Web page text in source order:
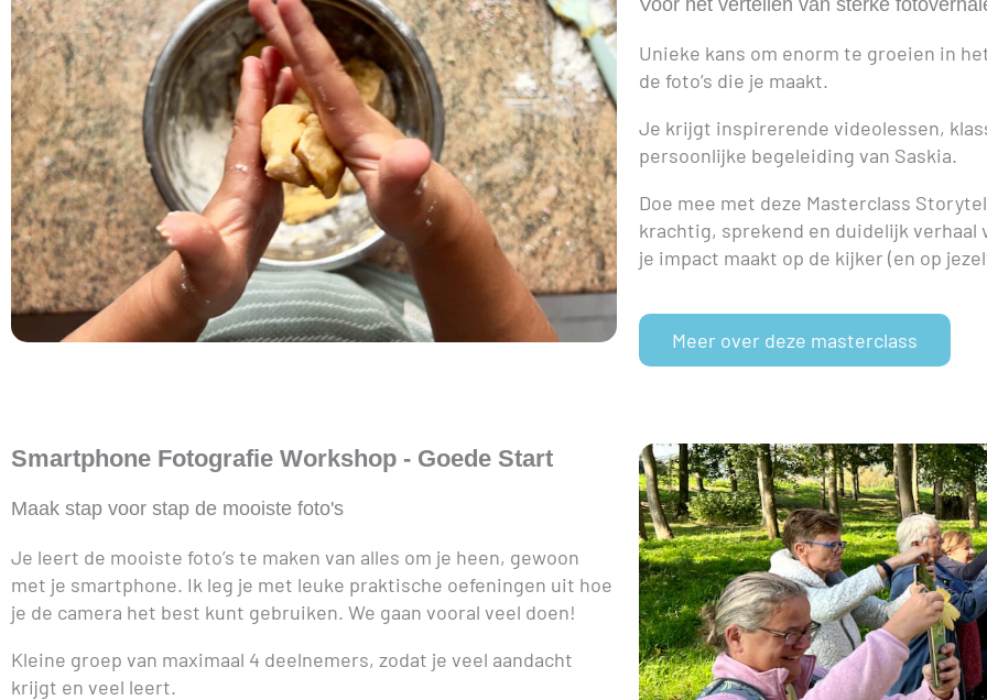
Unieke kans om enorm te groeien in
de foto’s die je maakt.
Je krijgt inspirerende videolessen,
persoonlijke begeleiding van Saskia.
Doe mee met deze Masterclass
krachtig, sprekend en duidelijk verhaal
je impact maakt op de kijker (en op
Meer over deze masterclass
Smartphone Fotografie Workshop - Goede Start
Maak stap voor stap de mooiste foto's
Je leert de mooiste foto’s te maken van alles om je heen, gewoon
met je smartphone. Ik leg je met leuke praktische oefeningen uit hoe
je de camera het best kunt gebruiken. We gaan vooral veel doen!
Kleine groep van maximaal 4 deelnemers, zodat je veel aandacht
krijgt en veel leert.